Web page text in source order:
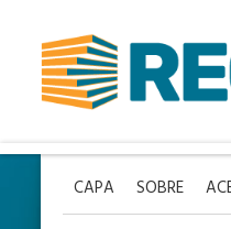
CAPA SOBRE